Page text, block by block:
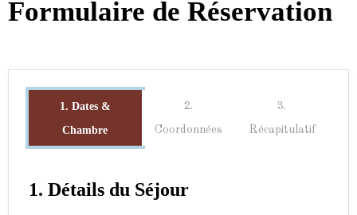
Formulaire de Réservation
1. Dates &
Chambre
2.
Coordonnées
3.
Récapitulatif
1. Détails du Séjour